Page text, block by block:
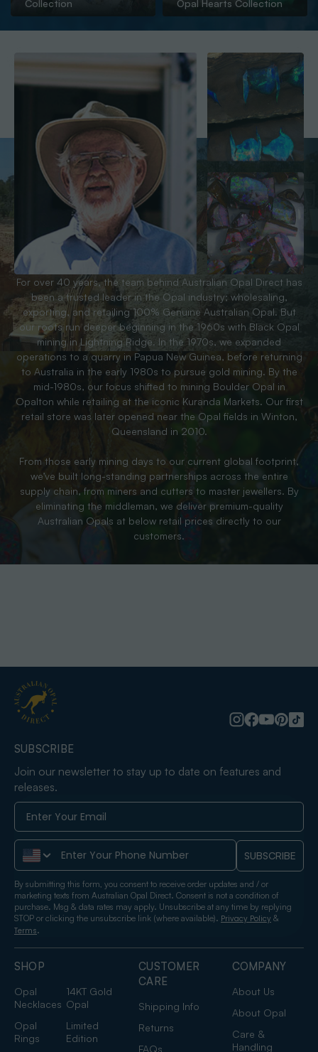
Collection
Opal Hearts Collection
For over 40 years, the team behind Australian Opal Direct has
been a trusted leader in the Opal industry; wholesaling,
exporting, and retailing 100% Genuine Australian Opal. But
our roots run deeper beginning in the 1960s with Black Opal
mining in Lightning Ridge. In the 1970s, we expanded
operations to a quarry in Papua New Guinea, before returning
to Australia in the early 1980s to pursue gold mining. By the
mid-1980s, our focus shifted to mining Boulder Opal in
Opalton while retailing at the iconic Kuranda Markets. Our first
retail store was later opened near the Opal fields in Winton,
Queensland in 2010.
From those early mining days to our current global footprint,
we’ve built long-standing partnerships across the entire
supply chain, from miners and cutters to master jewellers. By
eliminating the middleman, we deliver premium-quality
Australian Opals at below retail prices directly to our
customers.
SHOP
Opal
Necklaces
14KT Gold
Opal
Opal
Rings
Limited
Edition
CUSTOMER
CARE
Shipping Info
Returns
FAQs
COMPANY
About Us
About Opal
Care &
Handling
SUBSCRIBE
Join our newsletter to stay up to date on features and
releases.
Phone Number SUBSCRIBE
By submitting this form, you consent to receive order updates and / or
marketing texts from Australian Opal Direct. Consent is not a condition of
purchase. Msg & data rates may apply. Unsubscribe at any time by replying
STOP or clicking the unsubscribe link (where available). Privacy Policy &
Terms.